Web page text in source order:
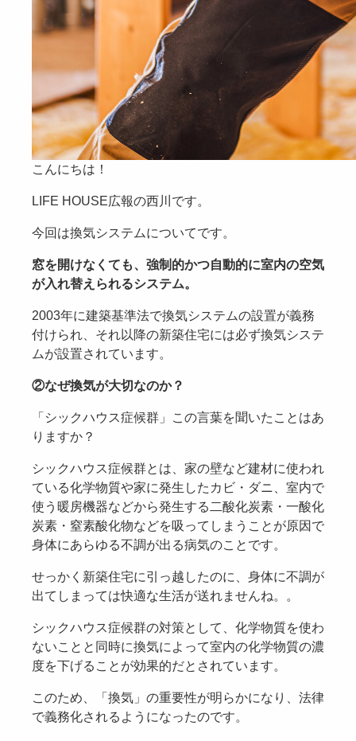
こんにちは！
LIFE HOUSE広報の西川です。
今回は換気システムについてです。
窓を開けなくても、強制的かつ自動的に室内の空気
が入れ替えられるシステム。
2003年に建築基準法で換気システムの設置が義務
付けられ、それ以降の新築住宅には必ず換気システ
ムが設置されています。
②なぜ換気が大切なのか？
「シックハウス症候群」この言葉を聞いたことはあ
りますか？
シックハウス症候群とは、家の壁など建材に使われ
ている化学物質や家に発生したカビ・ダニ、室内で
使う暖房機器などから発生する二酸化炭素・一酸化
炭素・窒素酸化物などを吸ってしまうことが原因で
身体にあらゆる不調が出る病気のことです。
せっかく新築住宅に引っ越したのに、身体に不調が
出てしまっては快適な生活が送れませんね。。
シックハウス症候群の対策として、化学物質を使わ
ないことと同時に換気によって室内の化学物質の濃
度を下げることが効果的だとされています。
このため、「換気」の重要性が明らかになり、法律
で義務化されるようになったのです。